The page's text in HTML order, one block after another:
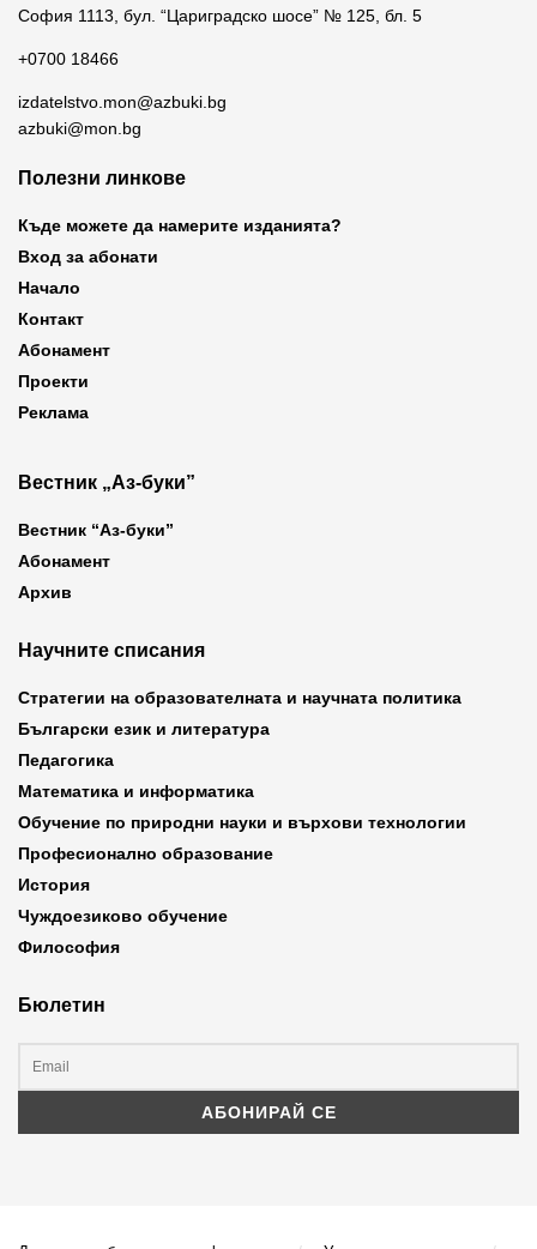
София 1113, бул. “Цариградско шосе” № 125, бл. 5
+0700 18466
izdatelstvo.mon@azbuki.bg
azbuki@mon.bg
Полезни линкове
Къде можете да намерите изданията?
Вход за абонати
Начало
Контакт
Абонамент
Проекти
Реклама
Вестник „Аз-буки”
Вестник “Аз-буки”
Абонамент
Архив
Научните списания
Стратегии на образователната и научната политика
Български език и литература
Педагогика
Математика и информатика
Обучение по природни науки и върхови технологии
Професионално образование
История
Чуждоезиково обучение
Философия
Бюлетин